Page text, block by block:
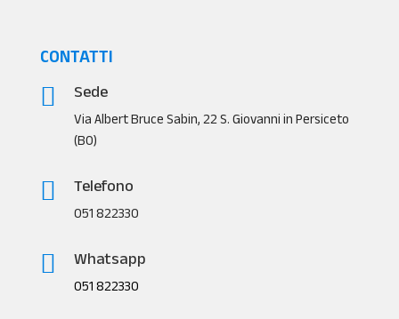
CONTATTI
 Sede
Via Albert Bruce Sabin, 22 S. Giovanni in Persiceto
(BO)
 Telefono
051 822330
 Whatsapp
051 822330